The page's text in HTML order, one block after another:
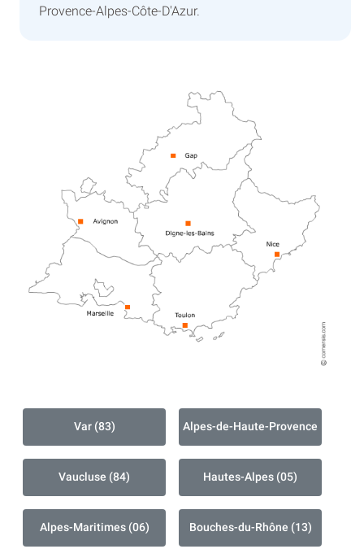
Provence-Alpes-Côte-D'Azur.
Var (83) Alpes-de-Haute-Provence
Vaucluse (84) Hautes-Alpes (05)
Alpes-Maritimes (06) Bouches-du-Rhône (13)